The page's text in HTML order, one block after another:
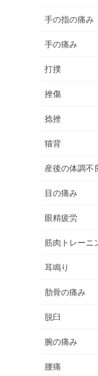
手の指の痛み
手の痛み
打撲
挫傷
捻挫
猫背
産後の体調不
目の痛み
眼精疲労
筋肉トレーニ
耳鳴り
肋骨の痛み
脱臼
腕の痛み
腰痛